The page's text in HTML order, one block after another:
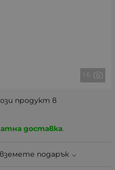
1 6
продукт в
доставка.
подарък